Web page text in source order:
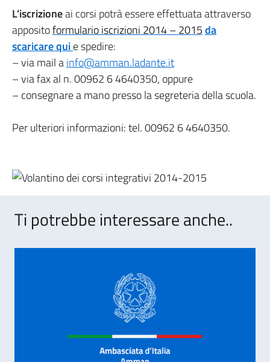
L’iscrizioneai corsi potrà essere effettuata attraverso
appositoformulario iscrizioni 2014 – 2015da
scaricare quie spedire:
– via mail ainfo@amman.ladante.it
– via fax al n. 00962 6 4640350, oppure
– consegnare a mano presso la segreteria della scuola.
Per ulteriori informazioni: tel. 00962 6 4640350.
Ti potrebbe interessare anche..